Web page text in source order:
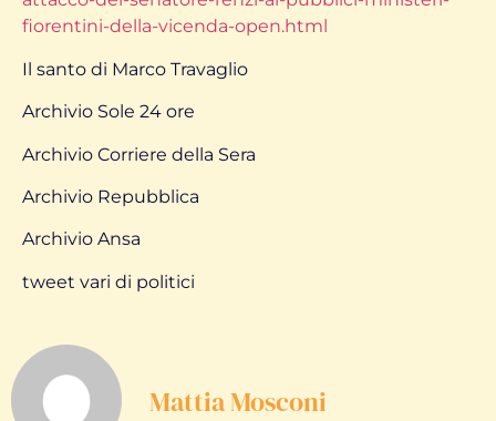
fiorentini-della-vicenda-open.html
Il santo di Marco Travaglio
Archivio Sole 24 ore
Archivio Corriere della Sera
Archivio Repubblica
Archivio Ansa
tweet vari di politici
Mattia Mosconi